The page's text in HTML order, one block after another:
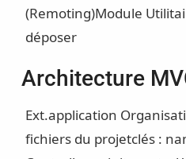
(Remoting)Module
déposer
Architecture
Ext.application
fichiers du projetclés :